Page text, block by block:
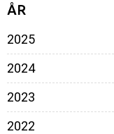
ÅR
2025
2024
2023
2022